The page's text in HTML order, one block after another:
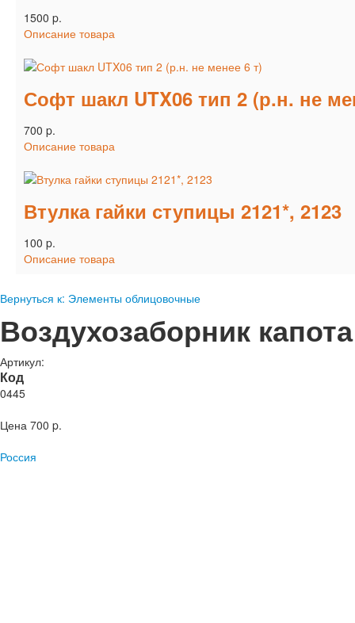
1500 p.
Описание товара
Софт шакл UTX06 тип 2 (р.н. не
700 p.
Описание товара
Втулка гайки ступицы 2121*, 2123
100 p.
Описание товара
Вернуться к: Элементы облицовочные
Воздухозаборник
Артикул:
Код
0445
Цена 700 p.
Россия